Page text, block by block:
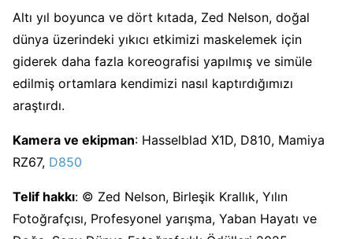
Altı yıl boyunca ve dört kıtada, Zed Nelson, doğal
dünya üzerindeki yıkıcı etkimizi maskelemek için
giderek daha fazla koreografisi yapılmış ve simüle
edilmiş ortamlara kendimizi nasıl kaptırdığımızı
araştırdı.
Kamera ve ekipman: Hasselblad X1D, D810, Mamiya
RZ67, D850
Telif hakkı: © Zed Nelson, Birleşik Krallık, Yılın
Fotoğrafçısı, Profesyonel yarışma, Yaban Hayatı ve